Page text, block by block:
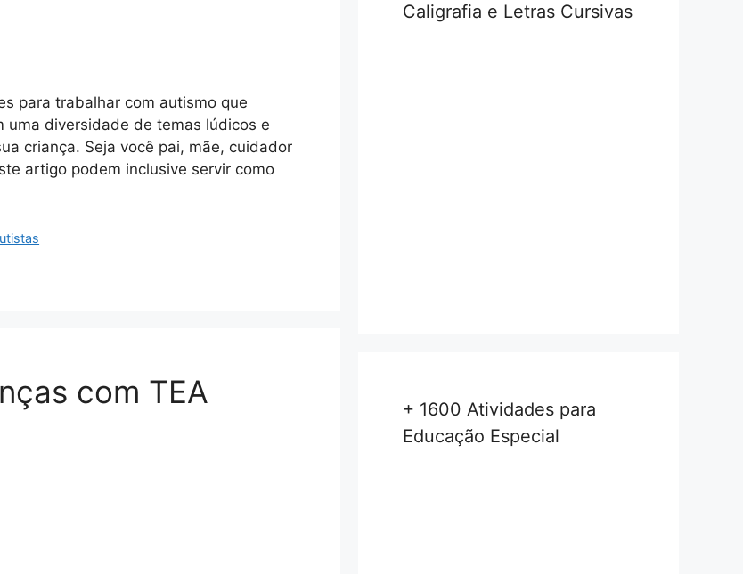
para trabalhar com autismo que
uma diversidade de temas lúdicos e
criança. Seja você pai, mãe, cuidador
artigo podem inclusive servir como
com TEA
Caligrafia e Letras Cursivas
+ 1600 Atividades para
Educação Especial